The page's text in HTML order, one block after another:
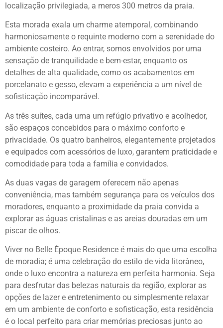
localização privilegiada, a meros 300 metros da praia.
Esta morada exala um charme atemporal, combinando
harmoniosamente o requinte moderno com a serenidade do
ambiente costeiro. Ao entrar, somos envolvidos por uma
sensação de tranquilidade e bem-estar, enquanto os
detalhes de alta qualidade, como os acabamentos em
porcelanato e gesso, elevam a experiência a um nível de
sofisticação incomparável.
As três suítes, cada uma um refúgio privativo e acolhedor,
são espaços concebidos para o máximo conforto e
privacidade. Os quatro banheiros, elegantemente projetados
e equipados com acessórios de luxo, garantem praticidade e
comodidade para toda a família e convidados.
As duas vagas de garagem oferecem não apenas
conveniência, mas também segurança para os veículos dos
moradores, enquanto a proximidade da praia convida a
explorar as águas cristalinas e as areias douradas em um
piscar de olhos.
Viver no Belle Époque Residence é mais do que uma escolha
de moradia; é uma celebração do estilo de vida litorâneo,
onde o luxo encontra a natureza em perfeita harmonia. Seja
para desfrutar das belezas naturais da região, explorar as
opções de lazer e entretenimento ou simplesmente relaxar
em um ambiente de conforto e sofisticação, esta residência
é o local perfeito para criar memórias preciosas junto ao